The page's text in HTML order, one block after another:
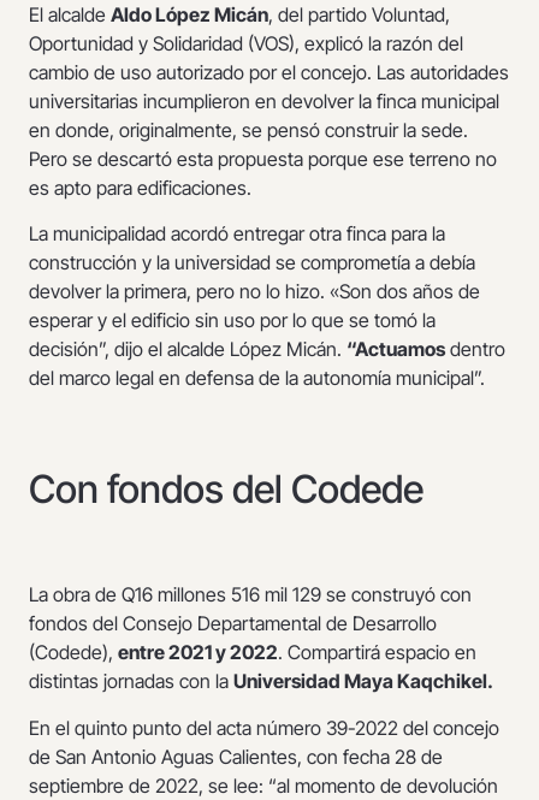
El alcalde Aldo López Micán, del partido Voluntad,
Oportunidad y Solidaridad (VOS), explicó la razón del
cambio de uso autorizado por el concejo. Las autoridades
universitarias incumplieron en devolver la finca municipal
en donde, originalmente, se pensó construir la sede.
Pero se descartó esta propuesta porque ese terreno no
es apto para edificaciones.
La municipalidad acordó entregar otra finca para la
construcción y la universidad se comprometía a debía
devolver la primera, pero no lo hizo. «Son dos años de
esperar y el edificio sin uso por lo que se tomó la
decisión”, dijo el alcalde López Micán. “Actuamos dentro
del marco legal en defensa de la autonomía municipal”.
Con fondos del Codede
La obra de Q16 millones 516 mil 129 se construyó con
fondos del Consejo Departamental de Desarrollo
(Codede), entre 2021 y 2022. Compartirá espacio en
distintas jornadas con la Universidad Maya Kaqchikel.
En el quinto punto del acta número 39-2022 del concejo
de San Antonio Aguas Calientes, con fecha 28 de
septiembre de 2022, se lee: “al momento de devolución